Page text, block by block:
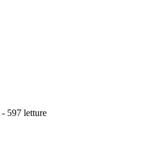
- 597 letture